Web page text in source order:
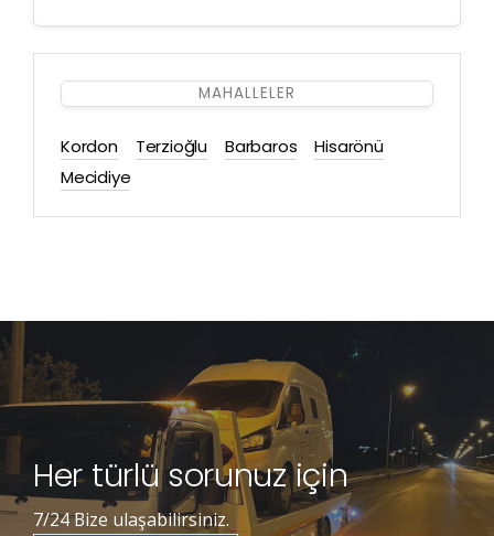
MAHALLELER
Kordon Terzioğlu Barbaros
Hisarönü
Mecidiye
Her türlü sorunuz için
7/24 Bize ulaşabilirsiniz.